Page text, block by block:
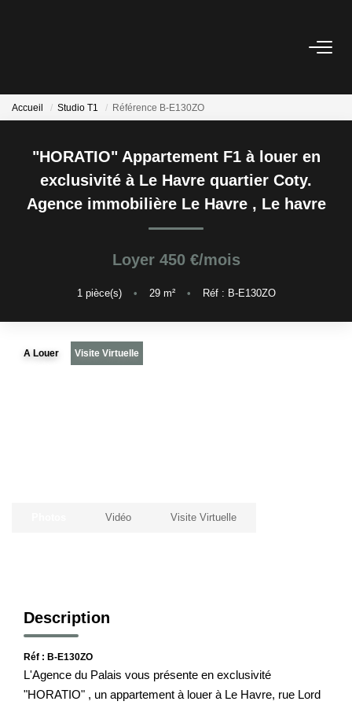
Acheter
ESTIMATION
BLOG : NOS ACTUS IMMO !
Notre Histoire
Accueil Studio T1 Référence B-E130ZO
"HORATIO" Appartement F1 à louer en
exclusivité à Le Havre quartier Coty.
Agence immobilière Le Havre , Le havre
Loyer 450 €/mois
1 pièce(s) • 29m² • Réf : B-E130ZO
A Louer Visite Virtuelle
Vidéo Visite Virtuelle
Description
Réf : B-E130ZO
L'Agence du Palais vous présente en exclusivité
"HORATIO" , un appartement à louer à Le Havre, rue Lord